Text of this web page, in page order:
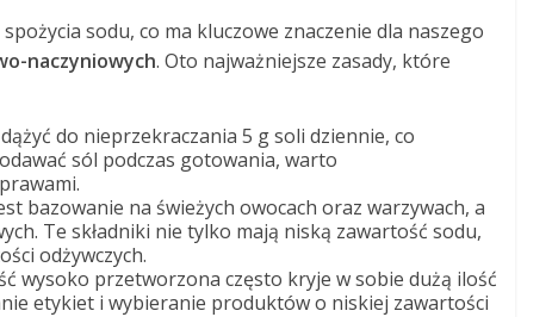
sodu, co ma kluczowe znaczenie dla naszego
naczyniowych. Oto najważniejsze zasady, które
do nieprzekraczania 5 g soli dziennie, co
sól podczas gotowania, warto
bazowanie na świeżych owocach oraz warzywach, a
Te składniki nie tylko mają niską zawartość sodu,
odżywczych.
wysoko przetworzona często kryje w sobie dużą ilość
etykiet i wybieranie produktów o niskiej zawartości